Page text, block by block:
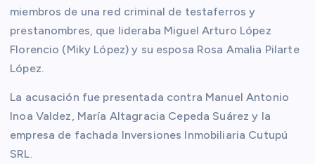
miembros de una red criminal de testaferros y
prestanombres, que lideraba Miguel Arturo López
Florencio (Miky López) y su esposa Rosa Amalia Pilarte
López.
La acusación fue presentada contra Manuel Antonio
Inoa Valdez, María Altagracia Cepeda Suárez y la
empresa de fachada Inversiones Inmobiliaria Cutupú
SRL.